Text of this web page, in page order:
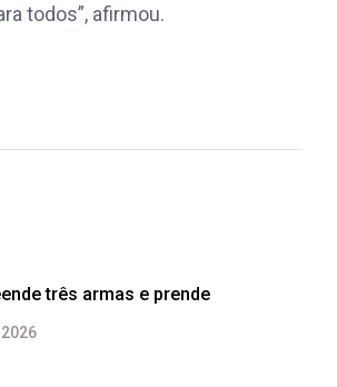
todos”, afirmou.
três armas e prende